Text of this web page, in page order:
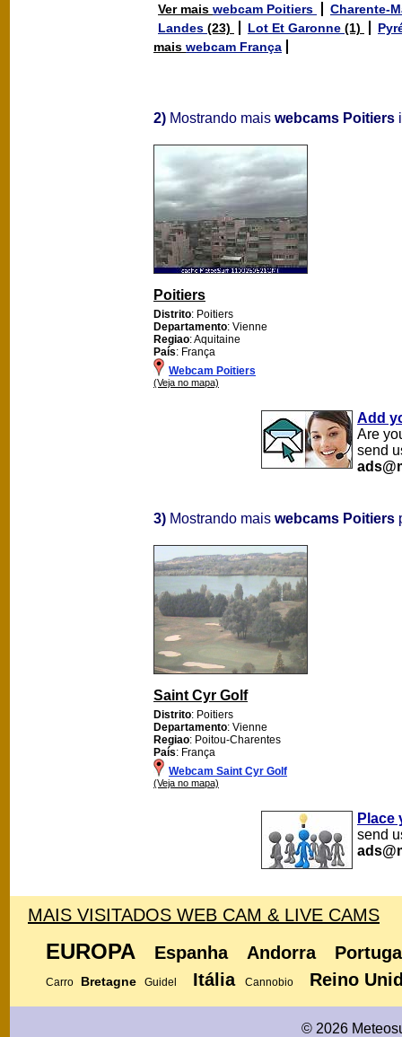
Ver mais webcam Poitiers
Charente-
Landes (23) Lot Et Garonne (1)
mais webcam França
2) Mostrando mais webcams Poitiers
Poitiers
Distrito: Poitiers
Departamento: Vienne
Regiao: Aquitaine
País: França
Webcam Poitiers
(Veja no mapa)
Add
Are
send
3) Mostrando mais webcams Poitiers
Saint Cyr Golf
Distrito: Poitiers
Departamento: Vienne
Regiao: Poitou-Charentes
País: França
Webcam Saint Cyr Golf
(Veja no mapa)
Place
send
MAIS VISITADOS WEB CAM & LIVE CAMS
EUROPA Espanha Andorra
Carro Bretagne Guidel Itália Cannobio Reino
© 2026